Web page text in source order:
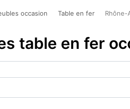
occasion Table en fer Rhône-
table en fer